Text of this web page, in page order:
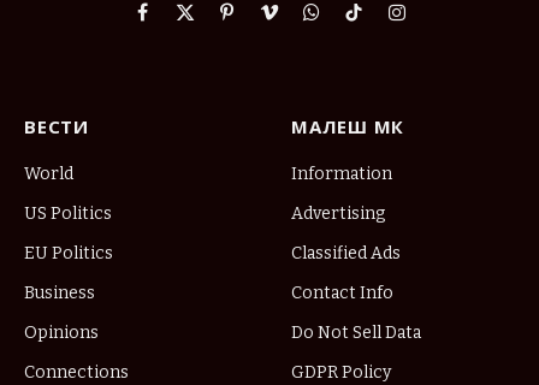
Facebook
X
PinterestVimeoWhatsApp
TikTokInstagram
ВЕСТИ
World
US Politics
EU Politics
Business
Opinions
Connections
МАЛЕШ МК
Information
Advertising
Classified Ads
Contact Info
Do Not Sell Data
GDPR Policy